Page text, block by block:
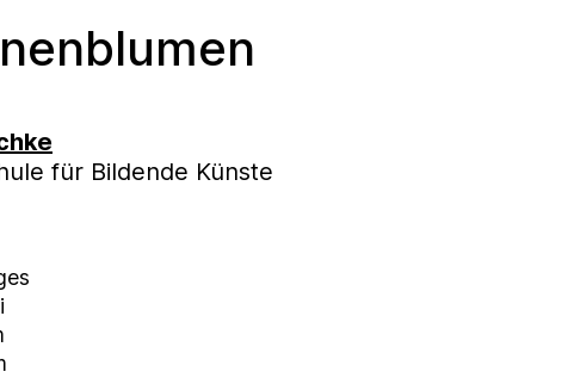
für Bildende Künste